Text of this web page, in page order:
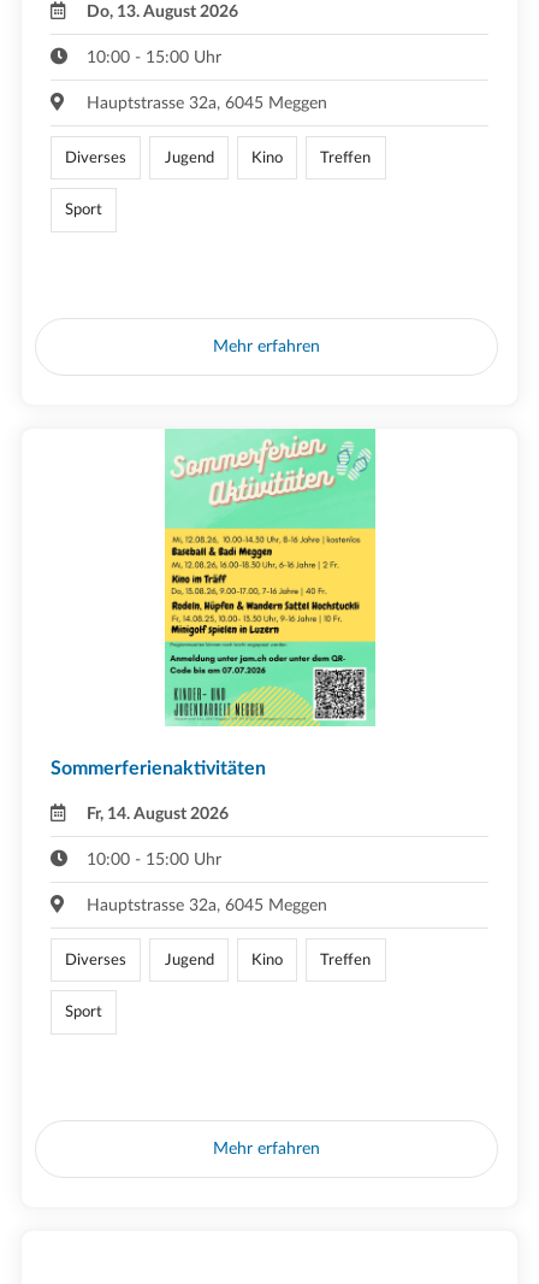
Do, 13. August 2026
10:00 - 15:00 Uhr
Hauptstrasse 32a, 6045 Meggen
Diverses Jugend Kino Treffen
Sport
Mehr erfahren
Sommerferienaktivitäten
Fr, 14. August 2026
10:00 - 15:00 Uhr
Hauptstrasse 32a, 6045 Meggen
Diverses Jugend Kino Treffen
Sport
Mehr erfahren